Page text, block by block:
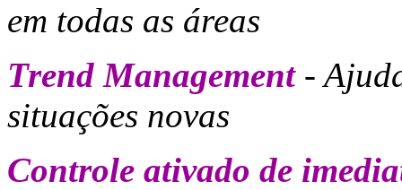
em todas as áreas
Trend Management-
situações novas
Controle ativado de